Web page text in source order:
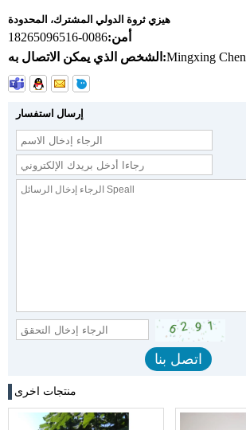
هيزي ثروة الدولي المشترك، المحدودة
أمن:0086-18265096516
الشخص الذي يمكن الاتصال به:Mingxing Chen
إرسال استفسار
منتجات اخرى